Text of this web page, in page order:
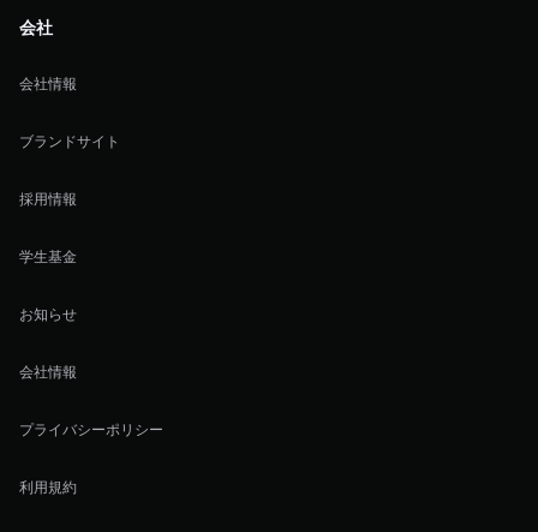
会社
会社情報
ブランドサイト
採用情報
学生基金
お知らせ
会社情報
プライバシーポリシー
利用規約